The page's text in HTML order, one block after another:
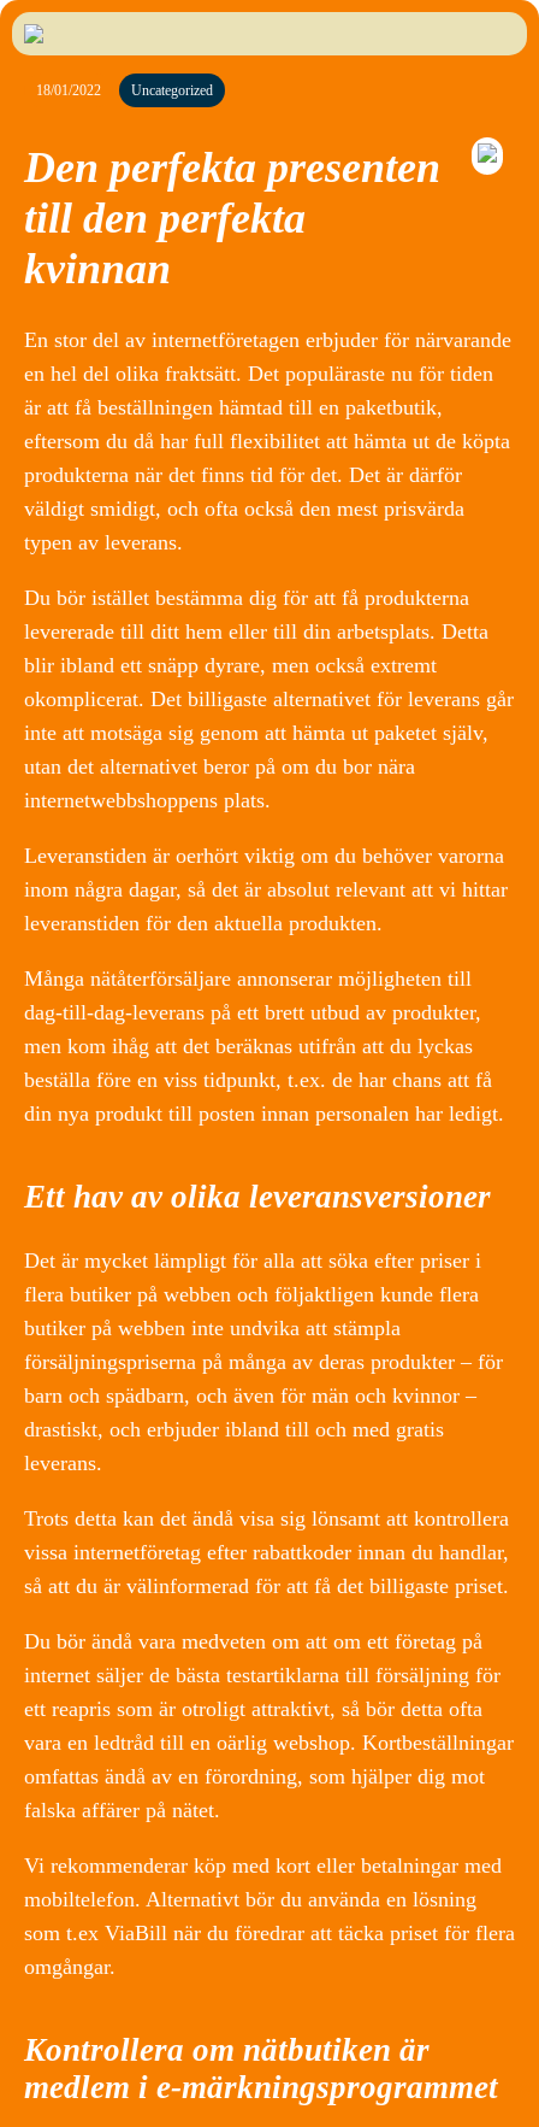
18/01/2022 Uncategorized
Den perfekta presenten
till den perfekta
kvinnan
En stor del av internetföretagen erbjuder för närvarande
en hel del olika fraktsätt. Det populäraste nu för tiden
är att få beställningen hämtad till en paketbutik,
eftersom du då har full flexibilitet att hämta ut de köpta
produkterna när det finns tid för det. Det är därför
väldigt smidigt, och ofta också den mest prisvärda
typen av leverans.
Du bör istället bestämma dig för att få produkterna
levererade till ditt hem eller till din arbetsplats. Detta
blir ibland ett snäpp dyrare, men också extremt
okomplicerat. Det billigaste alternativet för leverans går
inte att motsäga sig genom att hämta ut paketet själv,
utan det alternativet beror på om du bor nära
internetwebbshoppens plats.
Leveranstiden är oerhört viktig om du behöver varorna
inom några dagar, så det är absolut relevant att vi hittar
leveranstiden för den aktuella produkten.
Många nätåterförsäljare annonserar möjligheten till
dag-till-dag-leverans på ett brett utbud av produkter,
men kom ihåg att det beräknas utifrån att du lyckas
beställa före en viss tidpunkt, t.ex. de har chans att få
din nya produkt till posten innan personalen har ledigt.
Ett hav av olika leveransversioner
Det är mycket lämpligt för alla att söka efter priser i
flera butiker på webben och följaktligen kunde flera
butiker på webben inte undvika att stämpla
försäljningspriserna på många av deras produkter – för
barn och spädbarn, och även för män och kvinnor –
drastiskt, och erbjuder ibland till och med gratis
leverans.
Trots detta kan det ändå visa sig lönsamt att kontrollera
vissa internetföretag efter rabattkoder innan du handlar,
så att du är välinformerad för att få det billigaste priset.
Du bör ändå vara medveten om att om ett företag på
internet säljer de bästa testartiklarna till försäljning för
ett reapris som är otroligt attraktivt, så bör detta ofta
vara en ledtråd till en oärlig webshop. Kortbeställningar
omfattas ändå av en förordning, som hjälper dig mot
falska affärer på nätet.
Vi rekommenderar köp med kort eller betalningar med
mobiltelefon. Alternativt bör du använda en lösning
som t.ex ViaBill när du föredrar att täcka priset för flera
omgångar.
Kontrollera om nätbutiken är
medlem i e-märkningsprogrammet